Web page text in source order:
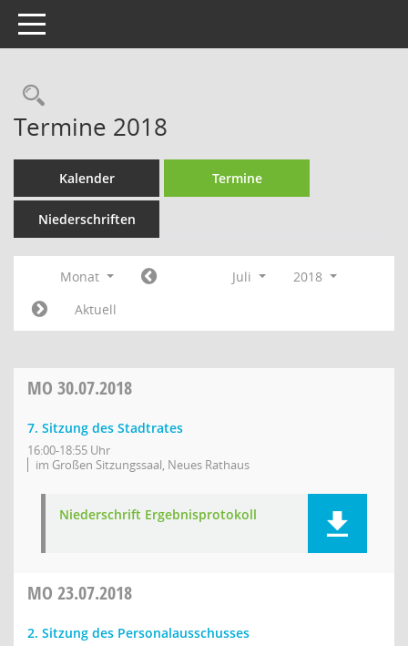
Toggle navigation
Rechercheauswahl
Termine 2018
Kalender Termine
Niederschriften
Monat Juli
2018
Aktuell
MO 30.07.2018
7. Sitzung des Stadtrates
16:00-18:55 Uhr
im Großen Sitzungssaal, Neues Rathaus
Niederschrift Ergebnisprotokoll
MO 23.07.2018
2. Sitzung des Personalausschusses